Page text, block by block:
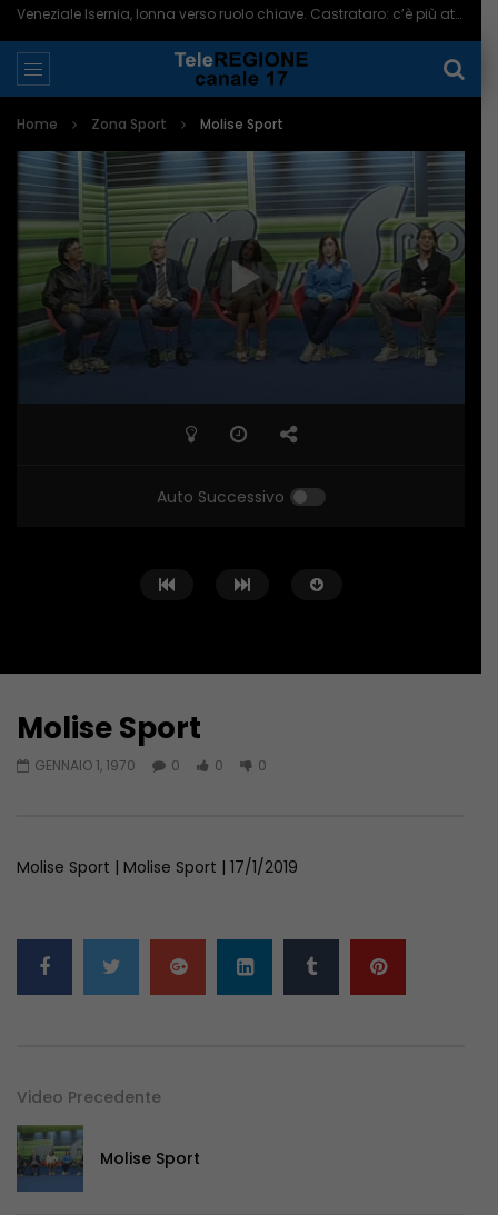
Veneziale Isernia, Ionna verso ruolo chiave. Castrataro: c’è più attenzione per Termoli – 08/08/2026
Home Zona Sport Molise Sport
Auto Successivo
Molise Sport
GENNAIO 1, 1970 0 0 0
Molise Sport | Molise Sport | 17/1/2019
Video Precedente
Molise Sport